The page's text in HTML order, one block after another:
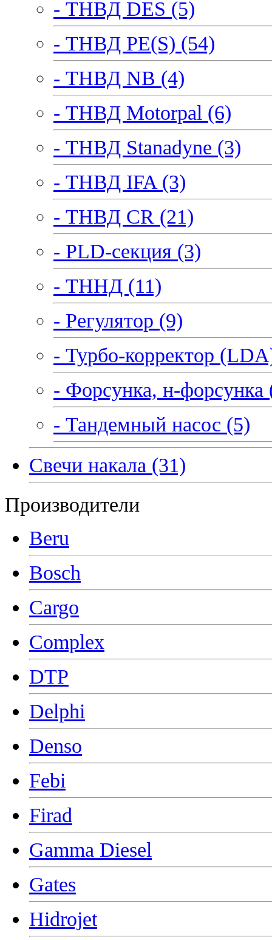
- ТНВД DES (5)
- ТНВД PE(S) (54)
- ТНВД NB (4)
- ТНВД Motorpal (6)
- ТНВД Stanadyne (3)
- ТНВД IFA (3)
- ТНВД CR (21)
- PLD-секция (3)
- ТННД (11)
- Регулятор (9)
- Турбо-корректор
- Форсунка, н-форсунка
- Тандемный насос (5)
Свечи накала (31)
Производители
Beru
Bosch
Cargo
Complex
DTP
Delphi
Denso
Febi
Firad
Gamma Diesel
Gates
Hidrojet